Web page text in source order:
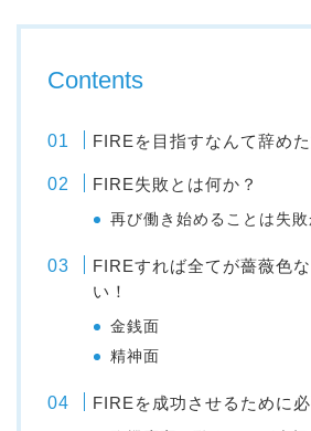
Contents
FIREを目指すなんて辞め
FIRE失敗とは何か？
再び働き始めることは失敗
FIREすれば全てが薔薇色
い！
金銭面
精神面
FIREを成功させるために